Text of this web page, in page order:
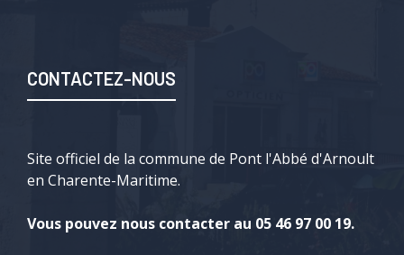
CONTACTEZ-NOUS
Site officiel de la commune de Pont l'Abbé d'Arnoult
en Charente-Maritime.
Vous pouvez nous contacter au 05 46 97 00 19.